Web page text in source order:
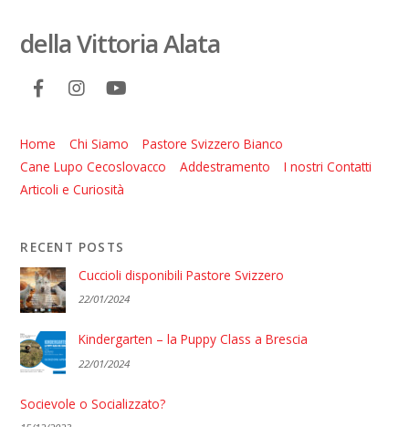
della Vittoria Alata
Home Chi Siamo
Pastore Svizzero Bianco
Cane Lupo Cecoslovacco
Addestramento
I nostri Contatti
Articoli e Curiosità
RECENT POSTS
Cuccioli disponibili Pastore Svizzero
22/01/2024
Kindergarten – la Puppy Class a Brescia
22/01/2024
Socievole o Socializzato?